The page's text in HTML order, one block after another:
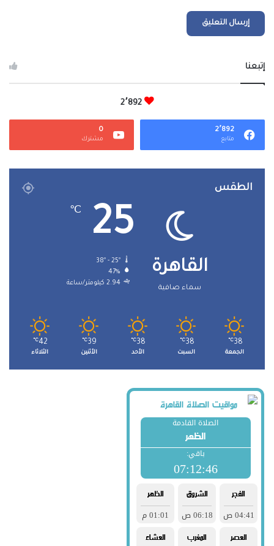
إتبعنا
2٬892
2٬892
متابع
0
مشترك
الطقس
القاهرة
سماء صافية
25
℃
38º - 25º
47%
2.94 كيلومتر/ساعة
38
℃
الجمعة
38
℃
السبت
38
℃
الأحد
39
℃
الأثنين
42
℃
الثلاثاء